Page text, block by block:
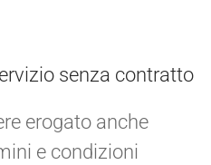
senza contratto
erogato anche
e condizioni